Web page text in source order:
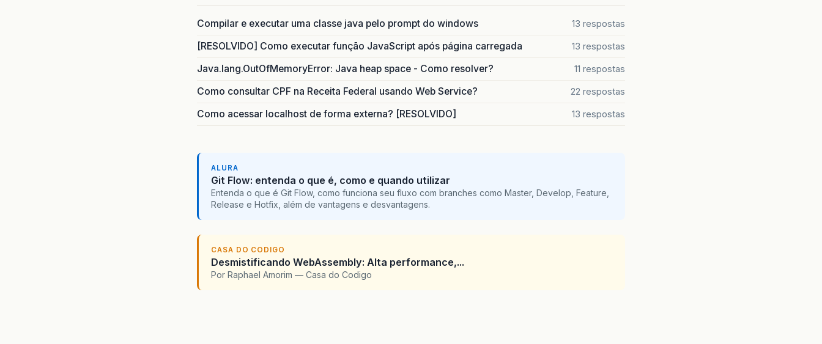
Compilar e executar uma classe java pelo prompt do windows 13 respostas
[RESOLVIDO] Como executar função JavaScript após página carregada 13 respostas
Java.lang.OutOfMemoryError: Java heap space - Como resolver? 11 respostas
Como consultar CPF na Receita Federal usando Web Service? 22 respostas
Como acessar localhost de forma externa? [RESOLVIDO] 13 respostas
ALURA
Git Flow: entenda o que é, como e quando utilizar
Entenda o que é Git Flow, como funciona seu fluxo com branches como Master, Develop, Feature,
Release e Hotfix, além de vantagens e desvantagens.
CASA DO CODIGO
Desmistificando WebAssembly: Alta performance,...
Por Raphael Amorim — Casa do Codigo